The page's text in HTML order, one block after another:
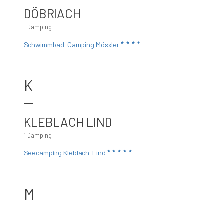
DÖBRIACH
1 Camping
Schwimmbad-Camping Mössler
K
KLEBLACH LIND
1 Camping
Seecamping Kleblach-Lind
M